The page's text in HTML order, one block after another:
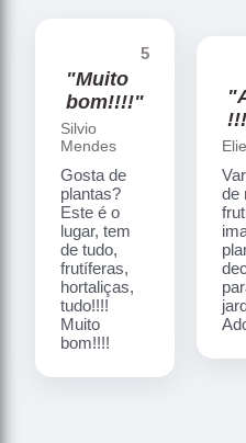
5
"Muito
bom!!!!"
Silvio
Mendes
Gosta de
plantas?
Este é o
lugar, tem
de tudo,
frutíferas,
hortaliças,
tudo!!!!
Muito
bom!!!!
de